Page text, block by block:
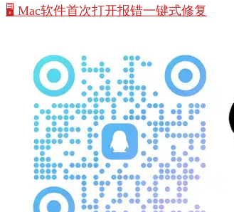
🖥️ Mac软件首次打开报错一键式修复